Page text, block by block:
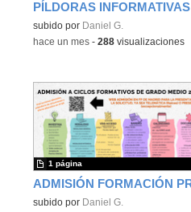
Contenido educativo.
subido por Daniel G.
-hace un mes- 288visualizaciones
subido por Daniel G.
1 página